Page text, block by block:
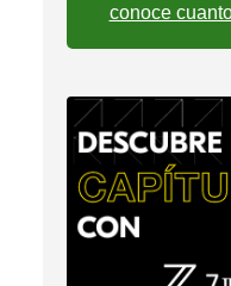
conoce